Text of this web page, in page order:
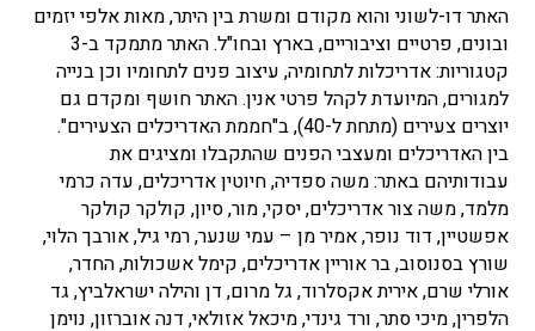
האתר דו-לשוני והוא מקודם ומשרת בין היתר, מאות אלפי יזמים
ובונים, פרטיים וציבוריים, בארץ ובחו"ל. האתר מתמקד ב-3
קטגוריות: אדריכלות לתחומיה, עיצוב פנים לתחומיו וכן בנייה
למגורים, המיועדת לקהל פרטי אנין. האתר חושף ומקדם גם
יוצרים צעירים (מתחת ל-40), ב"חממת האדריכלים הצעירים".
בין האדריכלים ומעצבי הפנים שהתקבלו ומציגים את
עבודותיהם באתר: משה ספדיה, חיוטין אדריכלים, עדה כרמי
מלמד, משה צור אדריכלים, יסקי, מור, סיון, קולקר קולקר
אפשטיין, דוד נופר, אמיר מן – עמי שנער, רמי גיל, אורבך הלוי,
שורץ בסנוסוב, בר אוריין אדריכלים, קימל אשכולות, החדר,
אורלי שרם, אירית אקסלרוד, גל מרום, דן והילה ישראלביץ, גד
הלפרין, מיכי סתר, ורד גינדי, מיכאל אזולאי, דנה אוברזון, נוימן